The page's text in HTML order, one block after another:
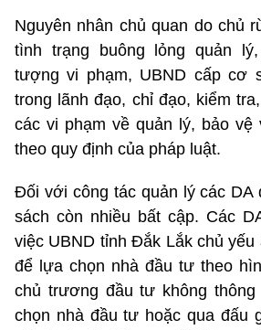
Nguyên nhân chủ quan do chủ
tình trạng buông lỏng quản
tượng vi phạm, UBND cấp cơ
trong lãnh đạo, chỉ đạo, kiểm
các vi phạm về quản lý, bảo vệ
theo quy định của pháp luật.
Đối với công tác quản lý các DA
sách còn nhiều bất cập. Các
việc UBND tỉnh Đắk Lắk chủ
để lựa chọn nhà đầu tư theo
chủ trương đầu tư không
chọn nhà đầu tư hoặc qua đấu